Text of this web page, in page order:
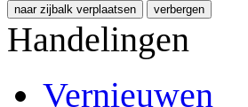
naar zijbalk verplaatsen verbergen
Handelingen
Vernieuwen